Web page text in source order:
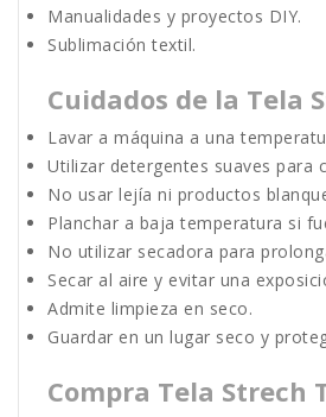
Manualidades y proyectos DIY.
Sublimación textil.
Cuidados de la Tela
Lavar a máquina a una
Utilizar detergentes suaves para
No usar lejía ni productos
Planchar a baja temperatura si
No utilizar secadora para
Secar al aire y evitar una
Admite limpieza en seco.
Guardar en un lugar seco y
Compra Tela Strech